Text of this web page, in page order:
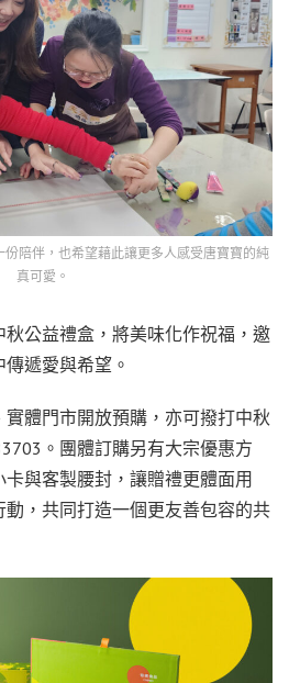
陪伴，也希望藉此讓更多人感受唐寶寶的純
真可愛。
公益禮盒，將美味化作祝福，邀
遞愛與希望。
體門市開放預購，亦可撥打中秋
。團體訂購另有大宗優惠方
與客製腰封，讓贈禮更體面用
，共同打造一個更友善包容的共